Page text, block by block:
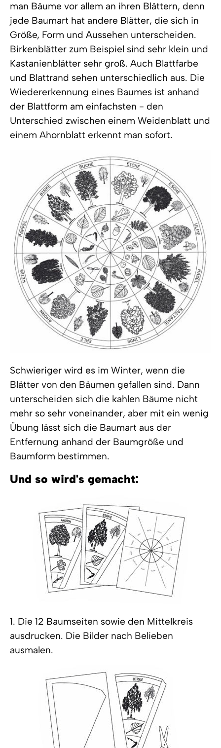
man Bäume vor allem an ihren Blättern, denn
jede Baumart hat andere Blätter, die sich in
Größe, Form und Aussehen unterscheiden.
Birkenblätter zum Beispiel sind sehr klein und
Kastanienblätter sehr groß. Auch Blattfarbe
und Blattrand sehen unterschiedlich aus. Die
Wiedererkennung eines Baumes ist anhand
der Blattform am einfachsten - den
Unterschied zwischen einem Weidenblatt und
einem Ahornblatt erkennt man sofort.
Schwieriger wird es im Winter, wenn die
Blätter von den Bäumen gefallen sind. Dann
unterscheiden sich die kahlen Bäume nicht
mehr so sehr voneinander, aber mit ein wenig
Übung lässt sich die Baumart aus der
Entfernung anhand der Baumgröße und
Baumform bestimmen.
Und so wird's gemacht:
1. Die 12 Baumseiten sowie den Mittelkreis
ausdrucken. Die Bilder nach Belieben
ausmalen.